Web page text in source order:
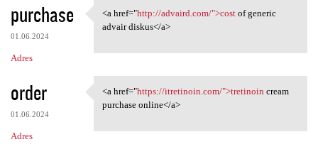
purchase
01.06.2024
Adres
<a href="http://advaird.com/"
<a href="http://advaird.com/">costof generic
advair diskus</a>
order
01.06.2024
Adres
<a href="https://itretinoin
<a href="https://itretinoin.com/">tretinoin cream
purchase online</a>